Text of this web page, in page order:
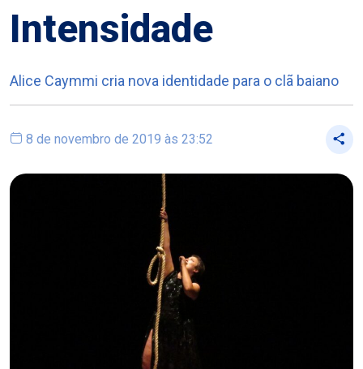
Intensidade
Alice Caymmi cria nova identidade para o clã baiano
8 de novembro de 2019 às 23:52